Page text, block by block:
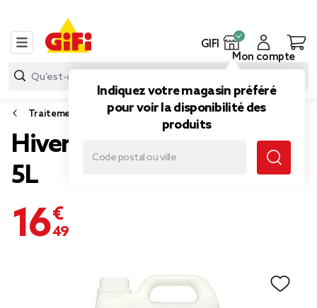
GIFI
Indiquez votre magasin préféré
pour voir la disponibilité des
produits
Mon compte
Traitement piscine et spa
Hivernage liquide piscine
5L
16,49 €